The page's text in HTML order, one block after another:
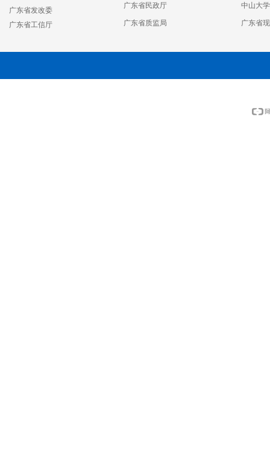
广东省发改委
广东省工信厅
广东省民政厅
广东省质监局
中山大学
广东省